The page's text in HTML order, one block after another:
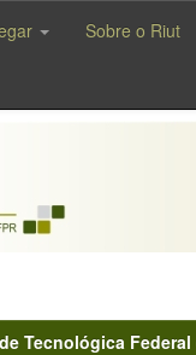
Sobre o Riut
Tecnológica Federal